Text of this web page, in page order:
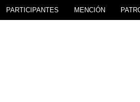
PARTICIPANTES MENCIÓN